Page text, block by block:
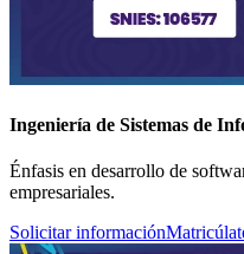
Ingeniería de Sistemas de
Énfasis en desarrollo de
empresariales.
Solicitar información